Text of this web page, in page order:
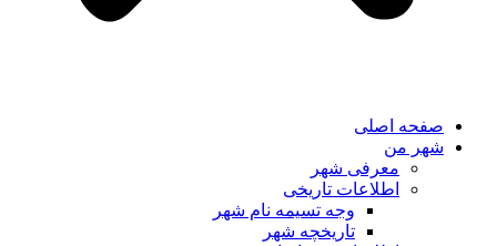
صفحه اصلی
شهر من
معرفی شهر
اطلاعات تاریخی
وجه تسیمه نام شهر
تاریخچه شهر